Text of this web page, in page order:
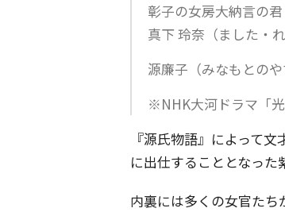
彰子の女房大納言の君
真下 玲奈（ました・れ
源廉子（みなもとの
※NHK大河ドラマ「
『源氏物語』によって
に出仕することとなった
内裏には多くの女官た